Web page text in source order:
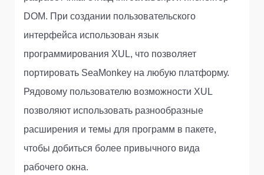
DOM. При создании пользовательского
интерфейса использован язык
программирования XUL, что позволяет
портировать SeaMonkey на любую платформу.
Рядовому пользователю возможности XUL
позволяют использовать разнообразные
расширения и темы для программ в пакете,
чтобы добиться более привычного вида
рабочего окна.